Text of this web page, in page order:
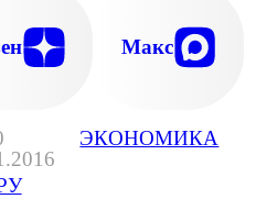
ЭКОНОМИКА
Макс